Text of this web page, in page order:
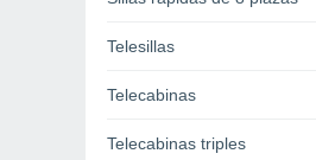
Telesillas
Telecabinas
Telecabinas triples